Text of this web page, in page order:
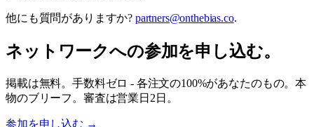
他にも質問がありますか? partners@onthebias.co.
ネットワークへの参加を申し込む。
掲載は無料。手数料ゼロ - 各注文の100%があなたのもの。本
物のブリーフ。審査は営業日2日。
参加を申し込む →